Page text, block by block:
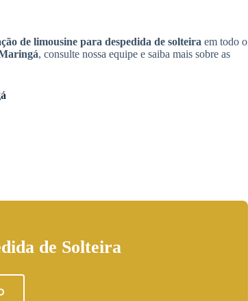
de limousine para despedida de solteira em todo o
, consulte nossa equipe e saiba mais sobre as
de Solteira